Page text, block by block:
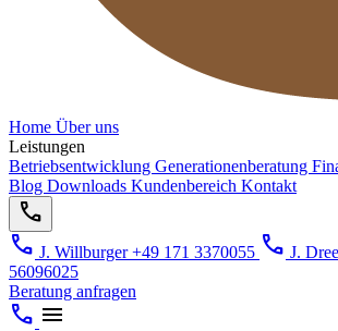
Home Über uns
Leistungen
Betriebsentwicklung Generationenberatung
Blog Downloads Kundenbereich Kontakt
call
call J. Willburger+49 171 3370055 call J.
56096025
Beratung anfragen
call menu